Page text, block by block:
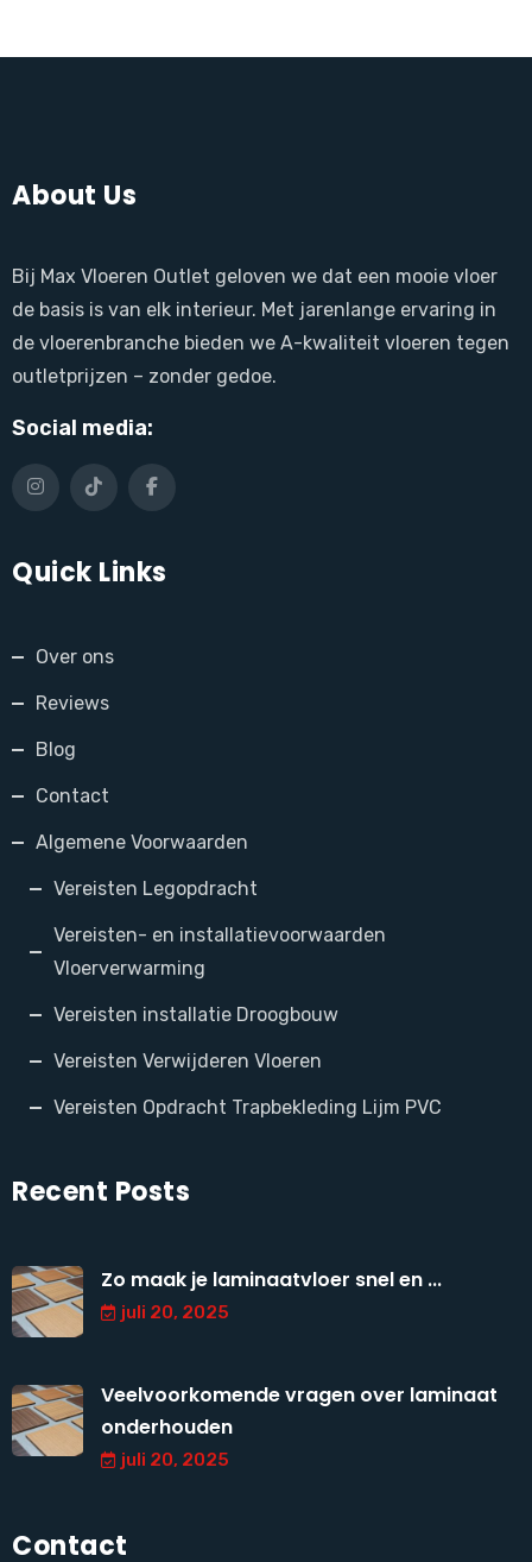
About Us
Bij Max Vloeren Outlet geloven we dat een mooie vloer
de basis is van elk interieur. Met jarenlange ervaring in
de vloerenbranche bieden we A-kwaliteit vloeren tegen
outletprijzen – zonder gedoe.
Social media:
Quick Links
Over ons
Reviews
Blog
Contact
Algemene Voorwaarden
Vereisten Legopdracht
Vereisten- en installatievoorwaarden
Vloerverwarming
Vereisten installatie Droogbouw
Vereisten Verwijderen Vloeren
Vereisten Opdracht Trapbekleding Lijm PVC
Recent Posts
Zo maak je laminaatvloer snel en ...
juli 20, 2025
Veelvoorkomende vragen over laminaat
onderhouden
juli 20, 2025
Contact